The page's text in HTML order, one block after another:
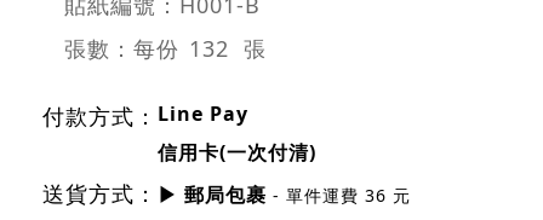
張數：每份 132 張
付款方式： Line Pay
信用卡(一次付清)
送貨方式： ▶ 郵局包裹 - 單件運費 36 元